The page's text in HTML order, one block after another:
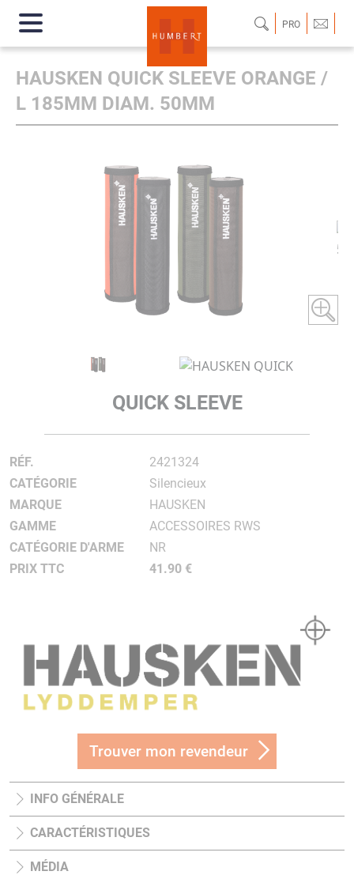
PRO
HAUSKEN QUICK SLEEVE ORANGE /
L 185MM DIAM. 50MM
QUICK SLEEVE
RÉF.
2421324
CATÉGORIE
Silencieux
MARQUE
HAUSKEN
GAMME
ACCESSOIRES RWS
CATÉGORIE D'ARME
NR
PRIX TTC
41.90 €
Trouver mon revendeur
INFO GÉNÉRALE
CARACTÉRISTIQUES
MÉDIA